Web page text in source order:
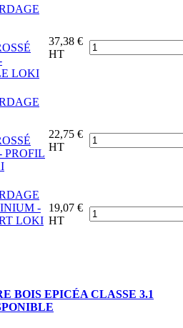
LOKI
37,38 €
HT
PROFIL
22,75 €
HT
-
LOKI
19,07 €
HT
BOIS EPICÉA CLASSE 3.1